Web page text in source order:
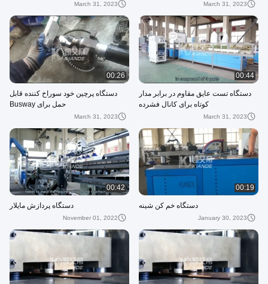
March 31, 2023
March 31, 2023
00:44
دستگاه تست عایق مقاوم در برابر مدار
کوتاه برای کانال فشرده
March 31, 2023
00:26
دستگاه پرچین خود سوراخ کننده قابل
حمل برای Busway
March 31, 2023
00:19
دستگاه خم کن شینه
January 30, 2023
00:42
دستگاه پردازش مایلار
November 01, 2022